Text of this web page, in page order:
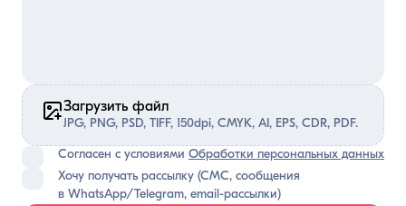
Загрузить файл
JPG, PNG, PSD, TIFF, 150dpi, CMYK, AI, EPS, CDR, PDF.
Согласен с условиями Обработки персональных данных
Хочу получать рассылку (СМС, сообщения
в WhatsApp/Telegram, email-рассылки)